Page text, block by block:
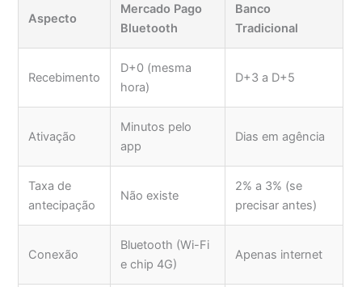
Aspecto
Mercado Pago
Bluetooth
Banco
Tradicional
Recebimento
D+0 (mesma
hora)
D+3 a D+5
Ativação
Minutos pelo
app
Dias em agência
Taxa de
antecipação
Não existe
2% a 3% (se
precisar antes)
Conexão
Bluetooth (Wi-Fi
e chip 4G)
Apenas internet